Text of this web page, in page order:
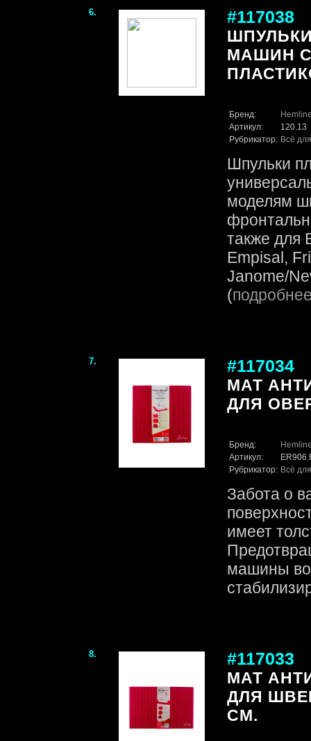
6. #117038
МАШИН
Бренд:
Артикул:
120.13
Рубрикатор: Всё
Шпульки
моделям
также для
Empisal,
Janome/
(
7. #117034
МАТ
ДЛЯ
Бренд:
Артикул:
Рубрикатор: Всё
Забота о
имеет
машины
8. #117033
МАТ
ДЛЯ
СМ.